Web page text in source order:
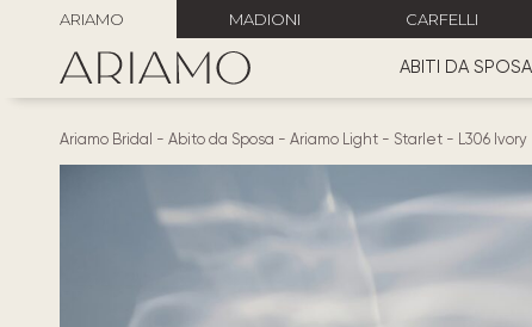
ARIAMO MADIONI CARFELLI
ABITI DA SPOSA
Ariamo Bridal - Abito da Sposa - Ariamo Light - Starlet - L306 Ivory